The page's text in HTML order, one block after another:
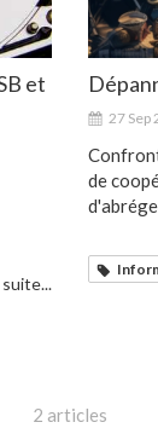
et
27 Sep
de
2 articles